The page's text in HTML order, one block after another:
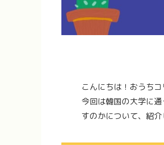
こんにちは！おうち
今回は韓国の大学に
すのかについて、紹